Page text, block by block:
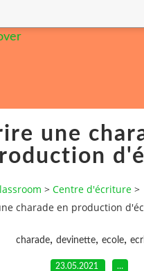
une
> Centre d'écriture >
charade en production
charade, devinette, ecole,
23.05.2021 …